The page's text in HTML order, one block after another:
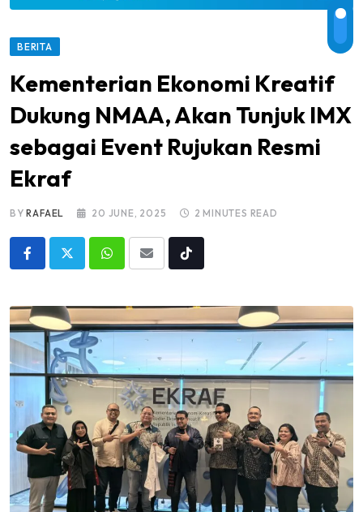
BERITA
Kementerian Ekonomi Kreatif
Dukung NMAA, Akan Tunjuk IMX
sebagai Event Rujukan Resmi
Ekraf
BYRAFAEL 20 JUNE, 2025 2 MINUTES READ
Whatsapp
Share
Email
Tiktok